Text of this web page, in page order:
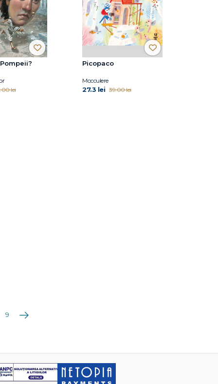
lei
Picopaco
Mocculere
27.3 lei 39.00 lei
9 Următoarea